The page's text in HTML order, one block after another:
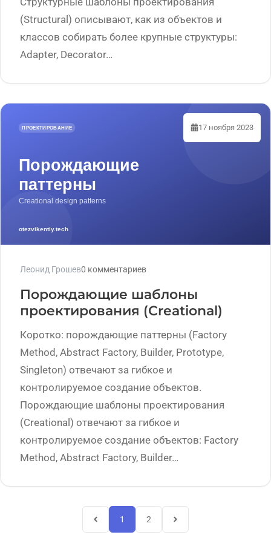
(Structural) описывают, как из объектов и
классов собирать более крупные структуры:
Adapter, Decorator…
17 ноября 2023
Леонид Грошев0 комментариев
Порождающие шаблоны
проектирования (Creational)
Коротко: порождающие паттерны (Factory
Method, Abstract Factory, Builder, Prototype,
Singleton) отвечают за гибкое и
контролируемое создание объектов.
Порождающие шаблоны проектирования
(Creational) отвечают за гибкое и
контролируемое создание объектов: Factory
Method, Abstract Factory, Builder…
1 2